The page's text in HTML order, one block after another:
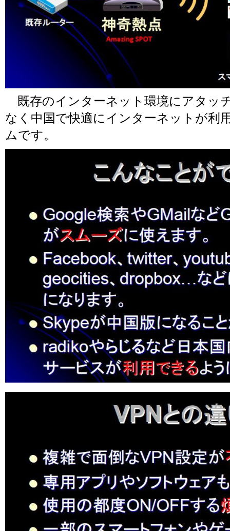
既存のインターネット環境にアタッ
なく中国で快適にインターネットが利
ムです。